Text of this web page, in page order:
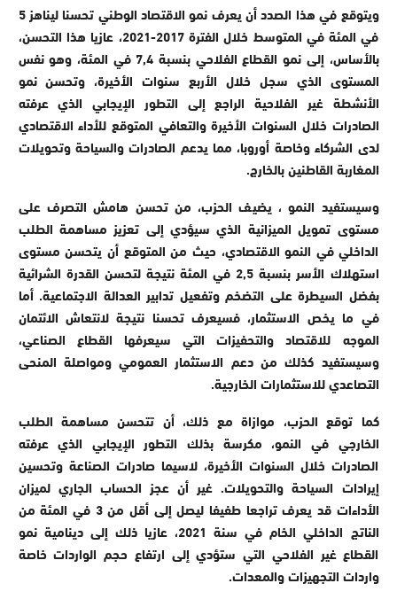
ويتوقع في هذا الصدد أن يعرف نمو الاقتصاد الوطني تحسنا ليناهز 5
في المئة في المتوسط خلال الفترة 2017-2021، عازيا هذا التحسن،
بالأساس، إلى نمو القطاع الفلاحي بنسبة 7,4 في المئة، وهو نفس
المستوى الذي سجل خلال الأربع سنوات الأخيرة، وتحسن نمو
الأنشطة غير الفلاحية الراجع إلى التطور الإيجابي الذي عرفته
الصادرات خلال السنوات الأخيرة والتعافي المتوقع للأداء الاقتصادي
لدى الشركاء وخاصة أوروبا، مما يدعم الصادرات والسياحة وتحويلات
المغاربة القاطنين بالخارج.
وسيستفيد النمو ، يضيف الحزب، من تحسن هامش التصرف على
مستوى تمويل الميزانية الذي سيؤدي إلى تعزيز مساهمة الطلب
الداخلي في النمو الاقتصادي، حيث من المتوقع أن يتحسن مستوى
استهلاك الأسر بنسبة 2,5 في المئة نتيجة لتحسن القدرة الشرائية
بفضل السيطرة على التضخم وتفعيل تدابير العدالة الاجتماعية. أما
في ما يخص الاستثمار، فسيعرف تحسنا نتيجة لانتعاش الائتمان
الموجه للاقتصاد والتحفيزات التي سيعرفها القطاع الصناعي،
وسيستفيد كذلك من دعم الاستثمار العمومي ومواصلة المنحى
التصاعدي للاستثمارات الخارجية.
كما توقع الحزب، موازاة مع ذلك، أن تتحسن مساهمة الطلب
الخارجي في النمو، مكرسة بذلك التطور الإيجابي الذي عرفته
الصادرات خلال السنوات الأخيرة، لاسيما صادرات الصناعة وتحسين
إيرادات السياحة والتحويلات. غير أن عجز الحساب الجاري لميزان
الأداءات قد يعرف تراجعا طفيفا ليصل إلى أقل من 3 في المئة من
الناتج الداخلي الخام في سنة 2021، عازيا ذلك إلى دينامية نمو
القطاع غير الفلاحي التي ستؤدي إلى ارتفاع حجم الواردات خاصة
واردات التجهيزات والمعدات.